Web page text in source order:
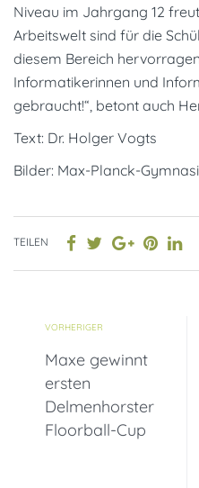
Niveau im Jahrgang 12
Arbeitswelt sind für die
diesem Bereich
Informatikerinnen und
gebraucht!“, betont auch
Text: Dr. Holger Vogts
Bilder: Max-Planck-
TEILEN
VORHERIGER
Maxe gewinnt
ersten
Delmenhorster
Floorball-Cup